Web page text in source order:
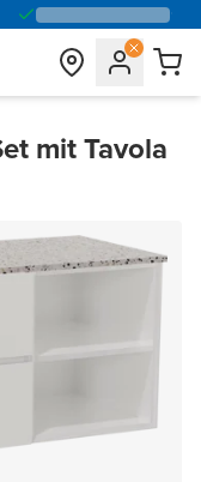
mit Tavola